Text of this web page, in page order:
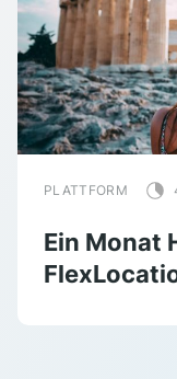
PLATTFORM
Ein Monat